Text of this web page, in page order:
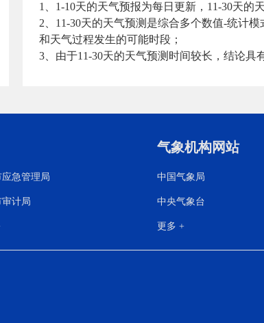
1、1-10天的天气预报为每日更新，11-30天
2、11-30天的天气预测是综合多个数值-统计
和天气过程发生的可能时段；
3、由于11-30天的天气预测时间较长，结论具
急管理局
计局
气象机构网站
中国气象局
中央气象台
更多 +